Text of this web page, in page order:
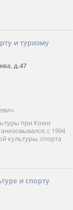
и туризму
д.47
при Коми
с 1994
культуры, спорта
и спорту